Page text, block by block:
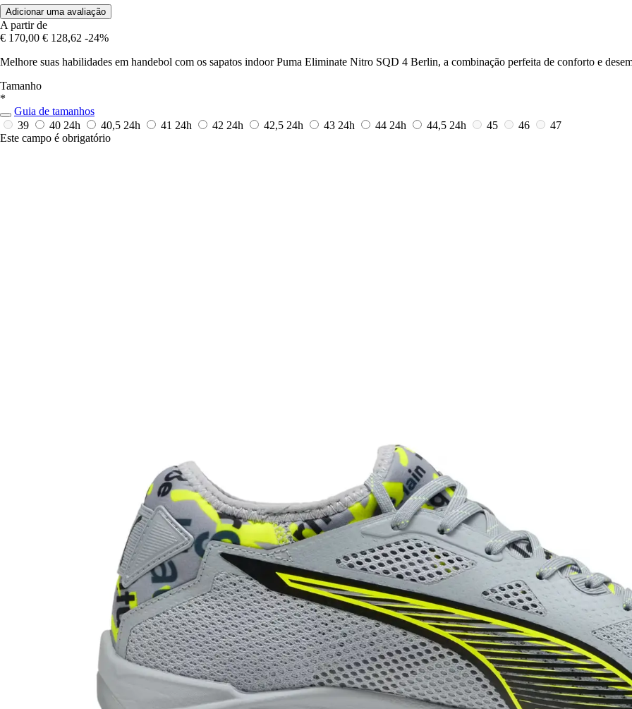
Adicionar uma avaliação
A partir de
€ 170,00 € 128,62 -24%
Melhore suas habilidades em handebol com os sapatos indoor Puma Eliminate Nitro SQD 4 Berlin, a combinação perfeita de conforto e
Tamanho
*
Guia de tamanhos
39
40 24h 40,5 24h 41 24h 42 24h 42,5 24h 43 24h 44 24h 44,5 24h 45 46
47
Este campo é obrigatório